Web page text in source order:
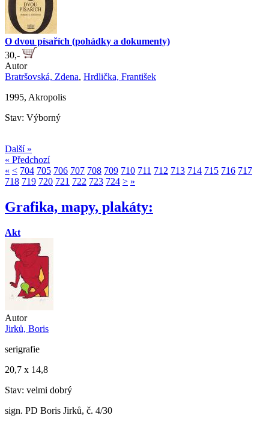
O dvou písařích (pohádky a dokumenty)
30,-
Autor
Bratršovská, Zdena, Hrdlička, František
1995, Akropolis
Stav: Výborný
Další »
« Předchozí
« < 704 705 706 707 708 709 710 711 712 713 714 715 716 717
718 719 720 721 722 723 724 > »
Grafika, mapy, plakáty:
Akt
Autor
Jirků, Boris
serigrafie
20,7 x 14,8
Stav: velmi dobrý
sign. PD Boris Jirků, č. 4/30